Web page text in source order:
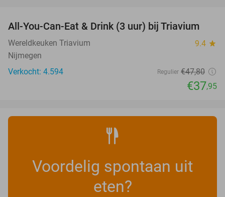
21%
All-You-Can-Eat & Drink (3 uur) bij Triavium
Wereldkeuken Triavium 9.4 star
Nijmegen
Verkocht: 4.594
Regulier €47,80
€37,95
Voordelig spontaan uit
eten?